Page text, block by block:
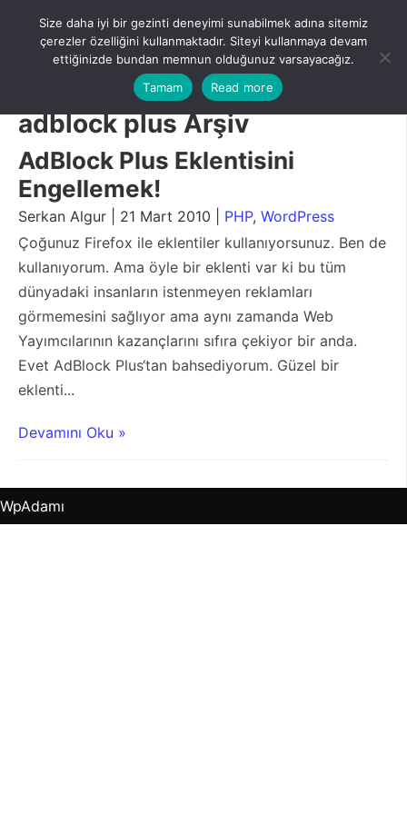
content
Menu
adblock plus Arşiv
AdBlock Plus Eklentisini
Engellemek!
Serkan Algur | 21 Mart 2010 | PHP, WordPress
Çoğunuz Firefox ile eklentiler kullanıyorsunuz. Ben de
kullanıyorum. Ama öyle bir eklenti var ki bu tüm
dünyadaki insanların istenmeyen reklamları
görmemesini sağlıyor ama aynı zamanda Web
Yayımcılarının kazançlarını sıfıra çekiyor bir anda.
Evet AdBlock Plus‘tan bahsediyorum. Güzel bir
eklenti...
Devamını Oku »
WpAdamı
Size daha iyi bir gezinti deneyimi sunabilmek adına sitemiz
çerezler özelliğini kullanmaktadır. Siteyi kullanmaya devam
ettiğinizde bundan memnun olduğunuz varsayacağız.
Tamam
Read more